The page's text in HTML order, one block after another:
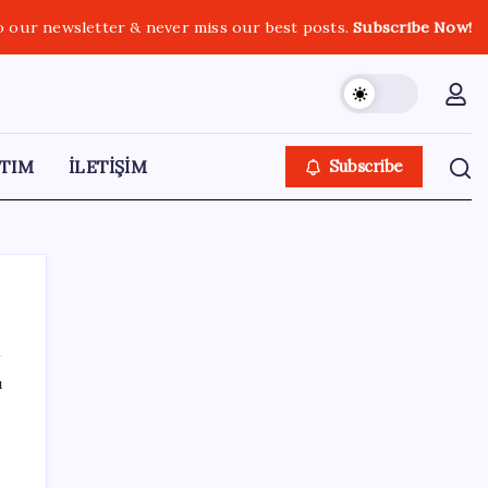
our newsletter & never miss our best posts.Subscribe Now!
İLETİŞİM Subscribe